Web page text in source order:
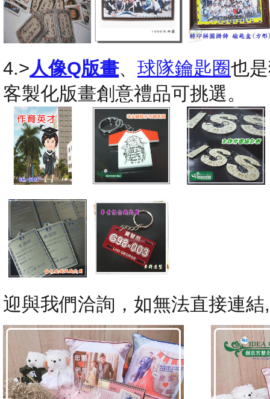
4.>人像Q版畫、 球隊鑰匙圈也
客製化版畫創意禮品可挑選。
迎與我們洽詢，如無法直接連